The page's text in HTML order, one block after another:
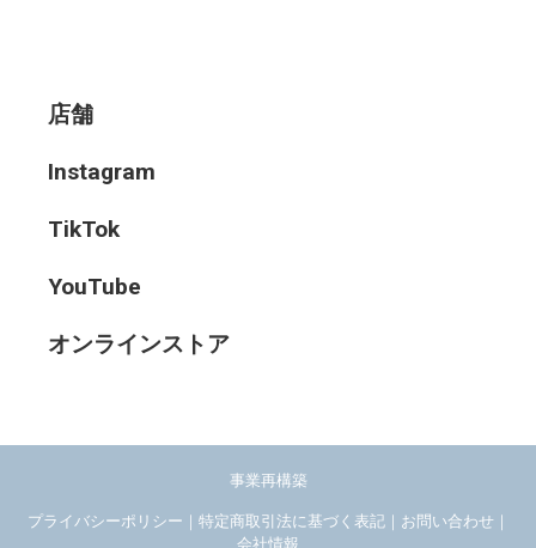
店舗
Instagram
TikTok
YouTube
オンラインストア
事業再構築
プライバシーポリシー 特定商取引法に基づく表記｜ お問い合わせ｜
会社情報